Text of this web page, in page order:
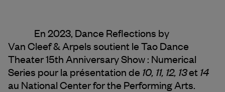
En 2023, Dance Reflections by
Van Cleef & Arpels soutient le Tao Dance
Theater 15th Anniversary Show : Numerical
Series pour la présentation de 10, 11, 12, 13et 14
au National Center for the Performing Arts.